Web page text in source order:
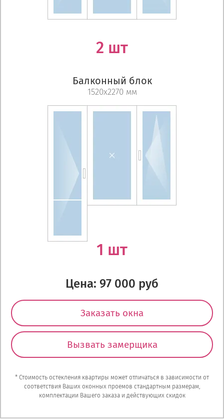
2 шт
Балконный блок
1520х2270 мм
1 шт
Цена: 97 000 руб
Заказать окна
Вызвать замерщика
* Стоимость остекления квартиры может отличаться в зависимости от
соответствия Ваших оконных проемов стандартным размерам,
комплектации Вашего заказа и действующих скидок